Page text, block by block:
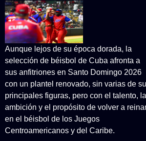
Aunque lejos de su época dorada, la
selección de béisbol de Cuba afronta a
sus anfitriones en Santo Domingo 2026
con un plantel renovado, sin varias de
principales figuras, pero con el talento, la
ambición y el propósito de volver a
en el béisbol de los Juegos
Centroamericanos y del Caribe.